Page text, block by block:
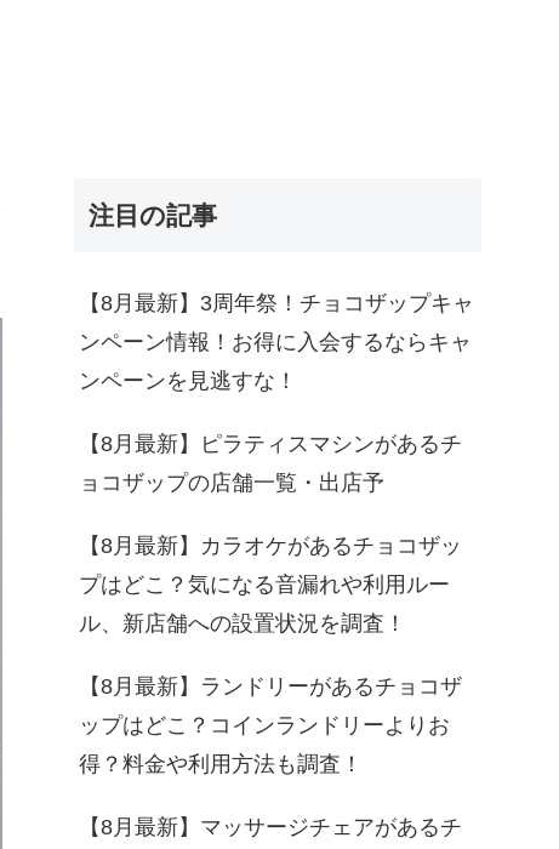
注目の記事
【8月最新】3周年祭！チョコザップキャ
ンペーン情報！お得に入会するならキャ
ンペーンを見逃すな！
【8月最新】ピラティスマシンがあるチ
ョコザップの店舗一覧・出店予
【8月最新】カラオケがあるチョコザッ
プはどこ？気になる音漏れや利用ルー
ル、新店舗への設置状況を調査！
【8月最新】ランドリーがあるチョコザ
ップはどこ？コインランドリーよりお
得？料金や利用方法も調査！
【8月最新】マッサージチェアがあるチ